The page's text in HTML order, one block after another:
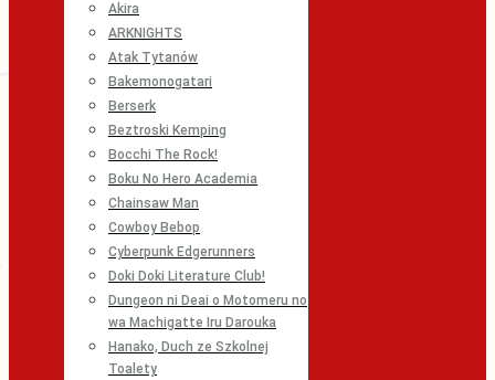
Akira
ARKNIGHTS
Atak Tytanów
Bakemonogatari
Berserk
Beztroski Kemping
Bocchi The Rock!
Boku No Hero Academia
Chainsaw Man
Cowboy Bebop
Cyberpunk Edgerunners
Doki Doki Literature Club!
Dungeon ni Deai o Motomeru no
wa Machigatte Iru Darouka
Hanako, Duch ze Szkolnej
Toalety